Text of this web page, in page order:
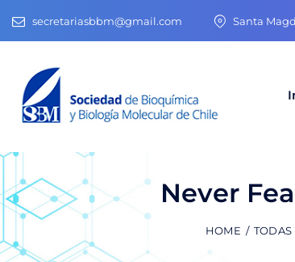
secretariasbbm@gmail.com Santa
Never
HOME TODAS